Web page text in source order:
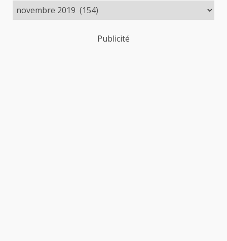
des
publications
Publicité